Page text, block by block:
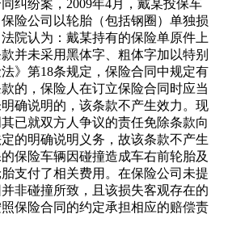
纠纷案，2009年4月，戴某投保车
险公司以轮胎（包括钢圈）单独损
院认为：戴某持有的保险单原件上
并未采用黑体字、粗体字加以特别
》第18条规定，保险合同中规定有
的，保险人在订立保险合同时应当
确说明的，该条款不产生效力。现
已就双方人争议的责任免除条款向
的明确说明义务，故该条款不产生
保险车辆因碰撞造成车右前轮胎及
支付了相关费用。在保险公司未提
非碰撞所致，且该损失客观存在的
保险合同的约定承担相应的赔偿责